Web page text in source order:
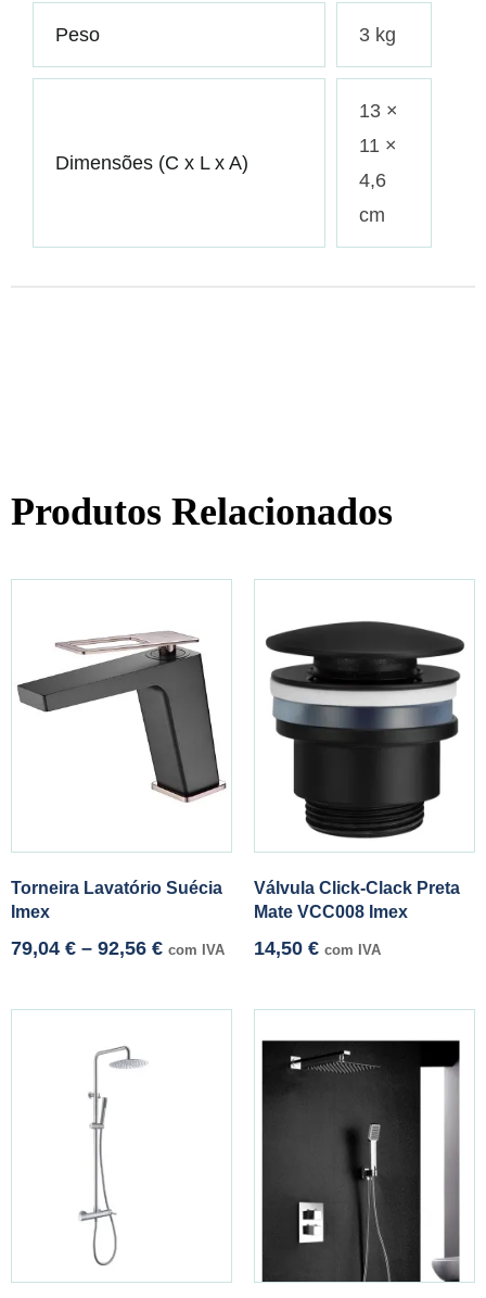
Peso 3 kg
Dimensões (C x L x A)
13 ×
11 ×
4,6
cm
Produtos Relacionados
Torneira Lavatório Suécia
Imex
79,04 € – 92,56 € com IVA
Válvula Click-Clack Preta
Mate VCC008 Imex
14,50 € com IVA